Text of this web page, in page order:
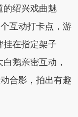
的绍兴戏曲魅
互动打卡点，游
挂在指定架子
鹅亲密互动，
合影，拍出有趣